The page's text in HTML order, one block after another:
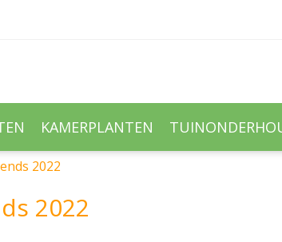
2022
KAMERPLANTEN
2022